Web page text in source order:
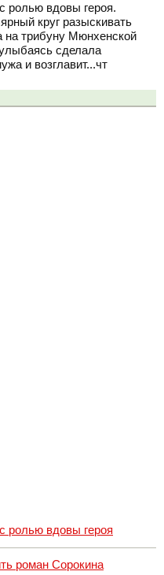
ролью вдовы героя.
круг разыскивать
трибуну Мюнхенской
сделала
и возглавит...чт
ролью вдовы героя
роман Сорокина